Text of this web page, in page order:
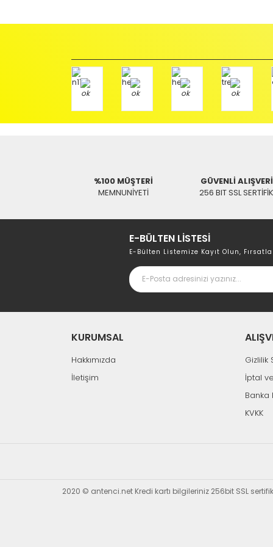
%100 MÜŞTERİ
MEMNUNİYETİ
GÜVENLİ
256 BIT SSL
E-BÜLTEN LİSTESİ
E-Bülten Listemize Kayıt Olun,
KURUMSAL
Hakkımızda
İletişim
Gizlilik
İptal
Banka
KVKK
2020 © antenci.net Kredi kartı bilgileriniz 256bit SSL